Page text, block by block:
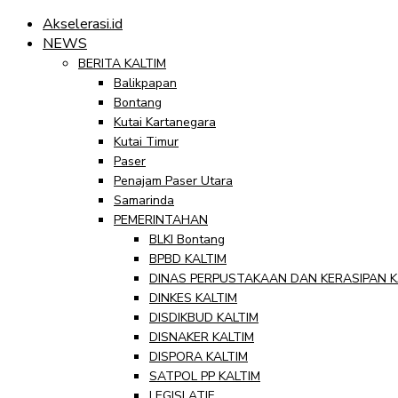
Akselerasi.id
NEWS
BERITA KALTIM
Balikpapan
Bontang
Kutai Kartanegara
Kutai Timur
Paser
Penajam Paser Utara
Samarinda
PEMERINTAHAN
BLKI Bontang
BPBD KALTIM
DINAS PERPUSTAKAAN DAN KERASIPAN
DINKES KALTIM
DISDIKBUD KALTIM
DISNAKER KALTIM
DISPORA KALTIM
SATPOL PP KALTIM